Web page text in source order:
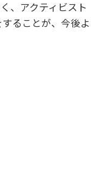
、アクティビスト
ることが、今後よ